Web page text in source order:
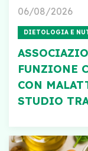
06/08/2026
DIETOLOGIA E
FUNZIONE
CON
STUDIO